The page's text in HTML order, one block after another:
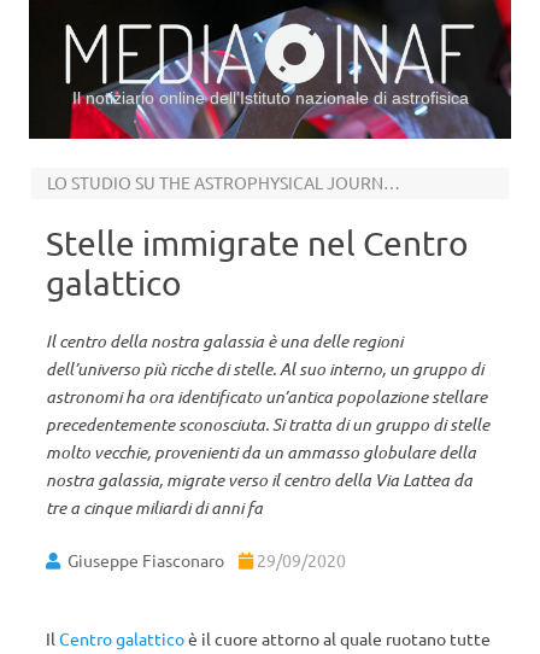
Il notiziario online dell’Istituto nazionale di astrofisica
LO STUDIO SU THE ASTROPHYSICAL JOURNAL LETTERS
Stelle immigrate nel Centro
galattico
Il centro della nostra galassia è una delle regioni
dell’universo più ricche di stelle. Al suo interno, un gruppo di
astronomi ha ora identificato un’antica popolazione stellare
precedentemente sconosciuta. Si tratta di un gruppo di stelle
molto vecchie, provenienti da un ammasso globulare della
nostra galassia, migrate verso il centro della Via Lattea da
tre a cinque miliardi di anni fa
Giuseppe Fiasconaro 29/09/2020
Il Centro galatticoè il cuore attorno al quale ruotano tutte